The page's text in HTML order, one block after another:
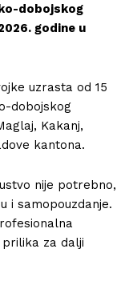
dobojskog
godine u
uzrasta od 15
dobojskog
, Kakanj,
kantona.
nije potrebno,
i samopouzdanje.
za dalji